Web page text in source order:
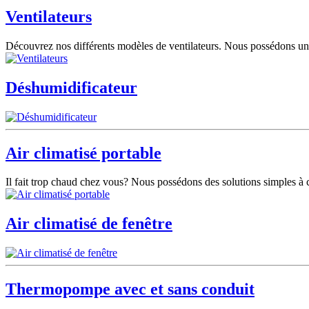
Ventilateurs
Découvrez nos différents modèles de ventilateurs. Nous possédons
Déshumidificateur
Air climatisé portable
Il fait trop chaud chez vous? Nous possédons des solutions simples à
Air climatisé de fenêtre
Thermopompe avec et sans conduit